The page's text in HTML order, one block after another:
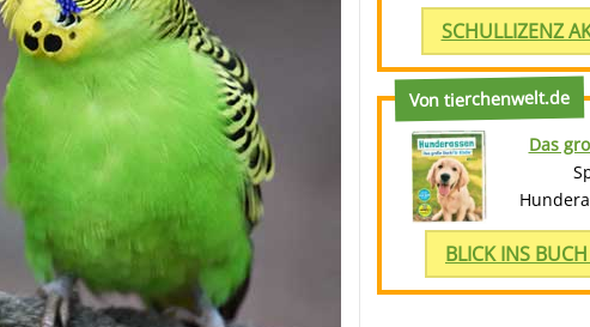
SCHULLIZENZ
Von tierchenwelt.de
Das
BLICK INS